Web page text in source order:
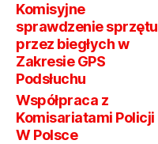
Komisyjne
sprawdzenie sprzętu
przez biegłych w
Zakresie GPS
Podsłuchu
Współpraca z
Komisariatami Policji
W Polsce